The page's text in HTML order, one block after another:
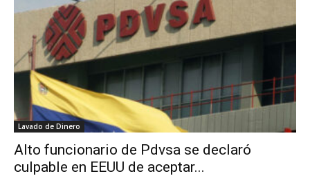
Lavado de Dinero
Alto funcionario de Pdvsa se declaró
culpable en EEUU de aceptar...